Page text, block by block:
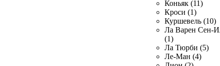
Коньяк (11)
Кроси (1)
Куршевель (10)
Ла Варен Сен-
(1)
Ла Тюрби (5)
Ле-Ман (4)